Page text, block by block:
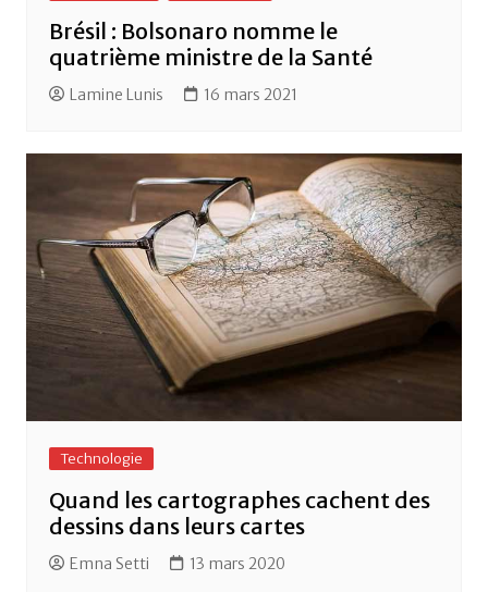
Brésil : Bolsonaro nomme le
quatrième ministre de la Santé
Lamine Lunis 16 mars 2021
Technologie
Quand les cartographes cachent des
dessins dans leurs cartes
Emna Setti 13 mars 2020